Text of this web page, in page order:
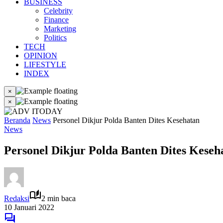
BUSINESS
Celebrity
Finance
Marketing
Politics
TECH
OPINION
LIFESTYLE
INDEX
×
×
Beranda News Personel Dikjur Polda Banten Dites Kesehatan
News
Personel Dikjur Polda Banten Dites
Redaksi
2 min baca
10 Januari 2022